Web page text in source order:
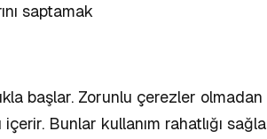
saptamak
başlar. Zorunlu çerezler
içerir. Bunlar kullanım rahatlığı